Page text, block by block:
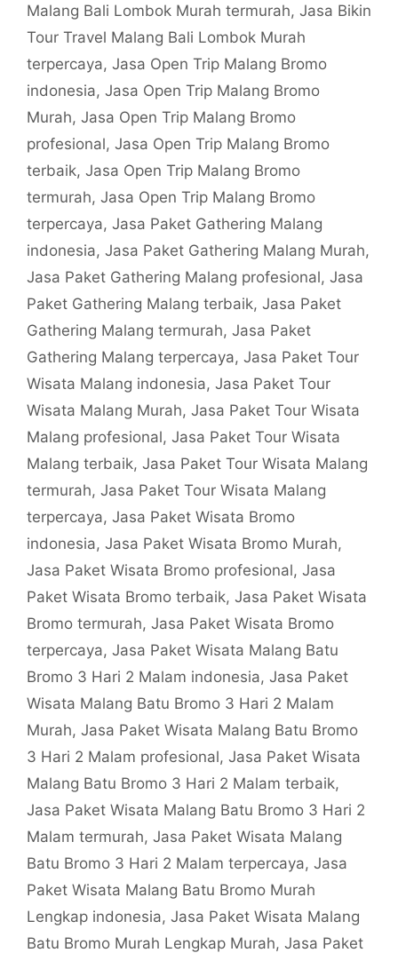
Malang Bali Lombok Murah termurah, Jasa Bikin
Tour Travel Malang Bali Lombok Murah
terpercaya, Jasa Open Trip Malang Bromo
indonesia, Jasa Open Trip Malang Bromo
Murah, Jasa Open Trip Malang Bromo
profesional, Jasa Open Trip Malang Bromo
terbaik, Jasa Open Trip Malang Bromo
termurah, Jasa Open Trip Malang Bromo
terpercaya, Jasa Paket Gathering Malang
indonesia, Jasa Paket Gathering Malang Murah,
Jasa Paket Gathering Malang profesional, Jasa
Paket Gathering Malang terbaik, Jasa Paket
Gathering Malang termurah, Jasa Paket
Gathering Malang terpercaya, Jasa Paket Tour
Wisata Malang indonesia, Jasa Paket Tour
Wisata Malang Murah, Jasa Paket Tour Wisata
Malang profesional, Jasa Paket Tour Wisata
Malang terbaik, Jasa Paket Tour Wisata Malang
termurah, Jasa Paket Tour Wisata Malang
terpercaya, Jasa Paket Wisata Bromo
indonesia, Jasa Paket Wisata Bromo Murah,
Jasa Paket Wisata Bromo profesional, Jasa
Paket Wisata Bromo terbaik, Jasa Paket Wisata
Bromo termurah, Jasa Paket Wisata Bromo
terpercaya, Jasa Paket Wisata Malang Batu
Bromo 3 Hari 2 Malam indonesia, Jasa Paket
Wisata Malang Batu Bromo 3 Hari 2 Malam
Murah, Jasa Paket Wisata Malang Batu Bromo
3 Hari 2 Malam profesional, Jasa Paket Wisata
Malang Batu Bromo 3 Hari 2 Malam terbaik,
Jasa Paket Wisata Malang Batu Bromo 3 Hari 2
Malam termurah, Jasa Paket Wisata Malang
Batu Bromo 3 Hari 2 Malam terpercaya, Jasa
Paket Wisata Malang Batu Bromo Murah
Lengkap indonesia, Jasa Paket Wisata Malang
Batu Bromo Murah Lengkap Murah, Jasa Paket